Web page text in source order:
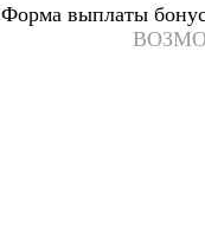
Форма выплаты